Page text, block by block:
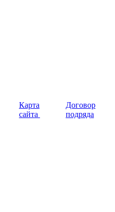
Карта
сайта
Договор
подряда